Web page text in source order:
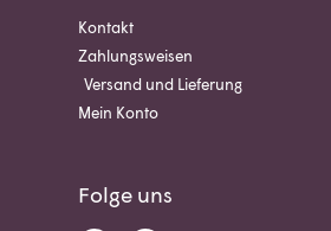
Kontakt
Zahlungsweisen
Versand und Lieferung
Mein Konto
Folge uns